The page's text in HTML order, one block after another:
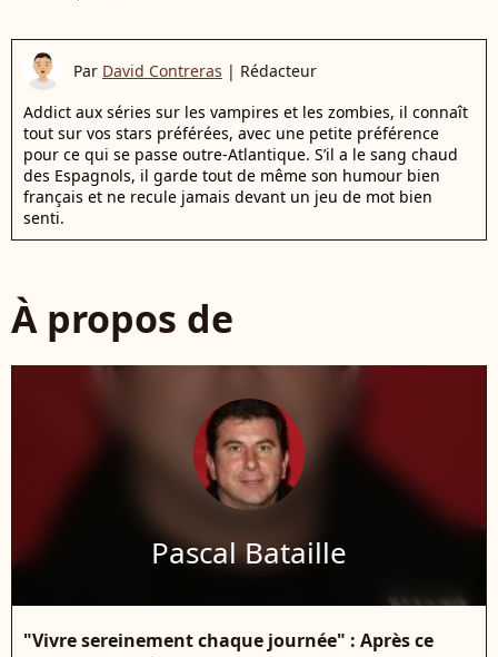
Par David Contreras | Rédacteur
Addict aux séries sur les vampires et les zombies, il connaît
tout sur vos stars préférées, avec une petite préférence
pour ce qui se passe outre-Atlantique. S’il a le sang chaud
des Espagnols, il garde tout de même son humour bien
français et ne recule jamais devant un jeu de mot bien
senti.
À propos de
Pascal Bataille
"Vivre sereinement chaque journée" : Après ce